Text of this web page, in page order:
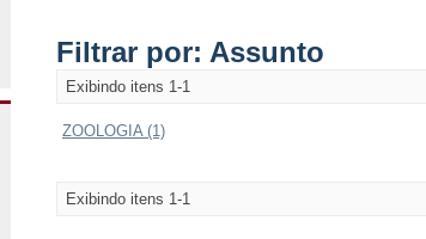
Filtrar por: Assunto
Exibindo itens 1-1
ZOOLOGIA (1)
Exibindo itens 1-1